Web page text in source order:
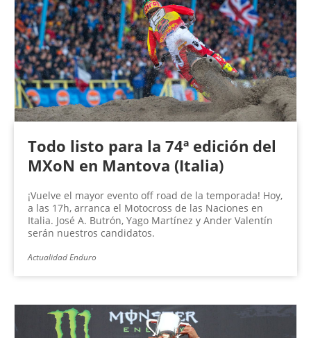
Todo listo para la 74ª edición del
MXoN en Mantova (Italia)
¡Vuelve el mayor evento off road de la temporada! Hoy,
a las 17h, arranca el Motocross de las Naciones en
Italia. José A. Butrón, Yago Martínez y Ander Valentín
serán nuestros candidatos.
Actualidad Enduro